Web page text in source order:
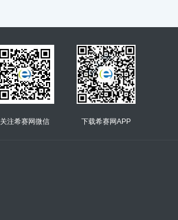
关注希赛网微信 下载希赛网APP